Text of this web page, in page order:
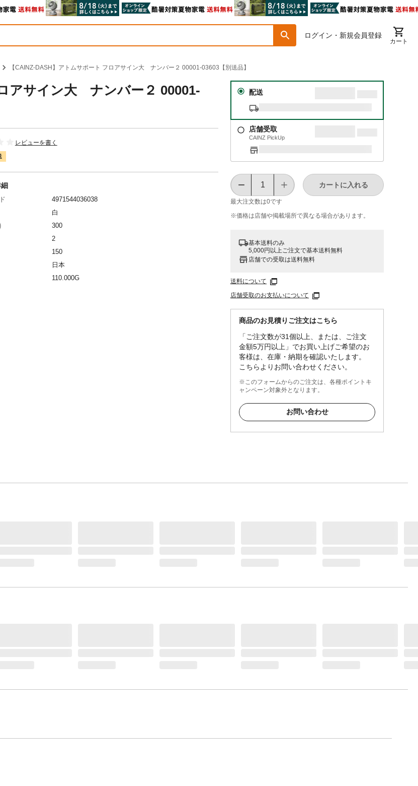
ログイン・新規会員登録
カート
【CAINZ-DASH】アトムサポート フロアサイン大 ナンバー２ 00001-03603【別送品】
アサイン大 ナンバー２ 00001-
レビューを書く
配送
店舗受取
CAINZ PickUp
最大注文数は0です
カートに入れる
※価格は​店舗や​掲載場所で​異なる​場合が​あります。
基本送料のみ
5,000円以上ご注文で基本送料無料
店舗での受取は送料無料
送料について
店舗受取のお支払いについて
商品のお見積りご注文はこちら
「ご注文数が31個以上、または、ご注文
金額5万円以上」でお買い上げご希望のお
客様は、在庫・納期を確認いたします。
こちらよりお問い合わせください。
※このフォームからのご注文は、各種ポイントキ
ャンペーン対象外となります。
お問い合わせ
4971544036038
白
300
2
150
日本
110.000G